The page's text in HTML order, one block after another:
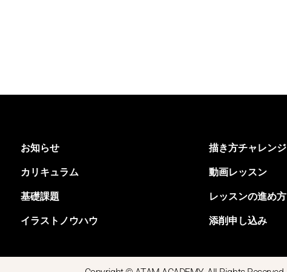
お知らせ
カリキュラム
基礎課題
イラストノウハウ
描き方チャレンジ
動画レッスン
レッスンの進め方
添削申し込み